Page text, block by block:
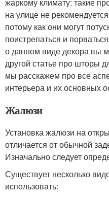
жаркому климату: такие
на улице не
потому как они могут
поистрепаться и
о данном виде декора вы
другой статье про шторы
мы расскажем про все
интерьера и их основных
Жалюзи
Установка жалюзи на
отличается от обычной
Изначально следует
Существует несколько
использовать: